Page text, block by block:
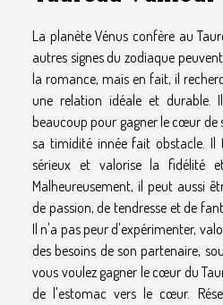
La planète Vénus confère au
autres signes du zodiaque
la romance, mais en fait, il
une relation idéale et durable.
beaucoup pour gagner le cœur de
sa timidité innée fait obstacle. Il
sérieux et valorise la fidélité
Malheureusement, il peut aussi
de passion, de tendresse et de
Il n'a pas peur d'expérimenter,
des besoins de son partenaire,
vous voulez gagner le cœur du
de l'estomac vers le cœur.